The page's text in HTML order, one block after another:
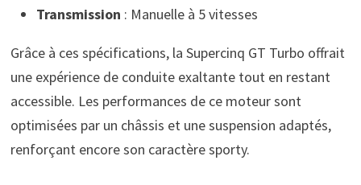
Transmission : Manuelle à 5 vitesses
Grâce à ces spécifications, la Supercinq GT Turbo offrait
une expérience de conduite exaltante tout en restant
accessible. Les performances de ce moteur sont
optimisées par un châssis et une suspension adaptés,
renforçant encore son caractère sporty.